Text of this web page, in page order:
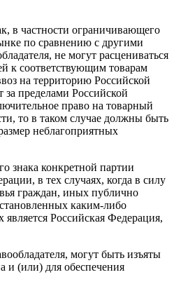
в частности ограничивающего
по сравнению с другими
не могут расцениваться
к соответствующим товарам
на территорию Российской
пределами Российской
право на товарный
то в таком случае должны быть
неблагоприятных
знака конкретной партии
в тех случаях, когда в силу
граждан, иных публично
каким-либо
Российская Федерация,
могут быть изъяты
и (или) для обеспечения